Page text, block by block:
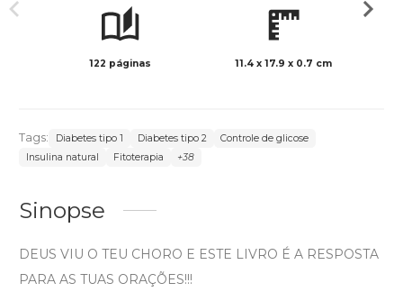
122 páginas 11.4 x 17.9 x 0.7 cm
Tags: Diabetes tipo 1 Diabetes tipo 2
Controle de glicose
Insulina natural
Fitoterapia +38
Sinopse
DEUS VIU O TEU CHORO E ESTE LIVRO É A RESPOSTA
PARA AS TUAS ORAÇÕES!!!